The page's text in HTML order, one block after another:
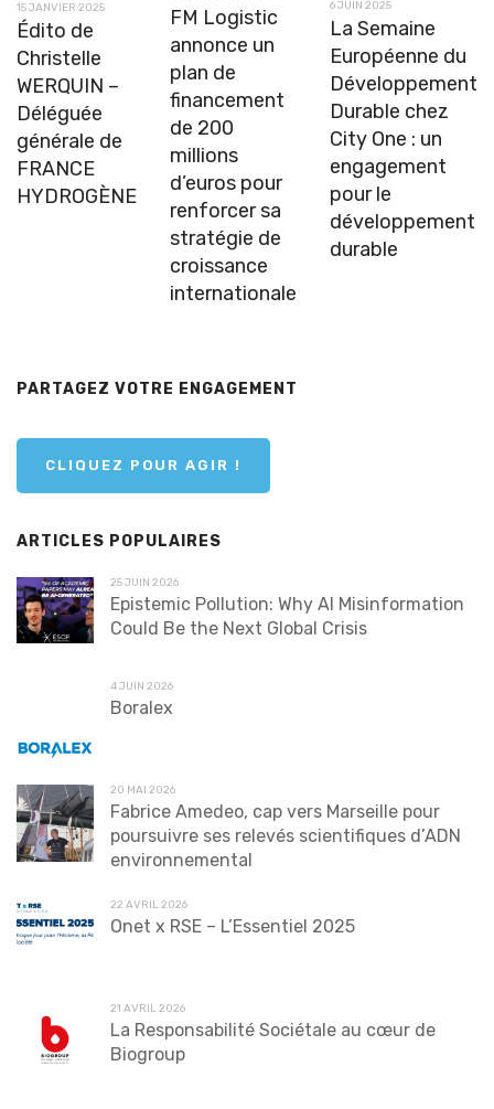
15 JANVIER 2025
Édito de
Christelle
WERQUIN –
Déléguée
générale de
FRANCE
HYDROGÈNE
FM Logistic
annonce un
plan de
financement
de 200
millions
d’euros pour
renforcer sa
stratégie de
croissance
internationale
6 JUIN 2025
La Semaine
Européenne du
Développement
Durable chez
City One : un
engagement
pour le
développement
durable
PARTAGEZ VOTRE ENGAGEMENT
CLIQUEZ POUR AGIR !
ARTICLES POPULAIRES
25 JUIN 2026
Epistemic Pollution: Why AI Misinformation
Could Be the Next Global Crisis
4 JUIN 2026
Boralex
20 MAI 2026
Fabrice Amedeo, cap vers Marseille pour
poursuivre ses relevés scientifiques d’ADN
environnemental
22 AVRIL 2026
Onet x RSE – L’Essentiel 2025
21 AVRIL 2026
La Responsabilité Sociétale au cœur de
Biogroup